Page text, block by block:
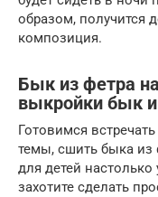
образом, получится
композиция.
Бык из фетра
выкройки бык
Готовимся
темы, сшить быка из
для детей
захотите сделать